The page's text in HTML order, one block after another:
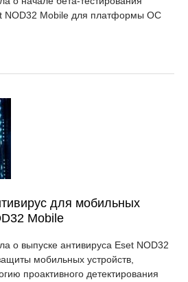
NOD32 Mobile для платформы ОС
для мобильных
Mobile
о выпуске антивируса Eset NOD32
мобильных устройств,
проактивного детектирования